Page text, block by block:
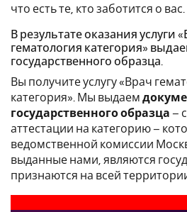
что есть те, кто заботится о вас.
В результате оказания услуги
гематология категория»
государственного образца.
Вы получите услугу «Врач
категория». Мы выдаем
государственного образца –
аттестации на категорию –
ведомственной комиссии
выданные нами, являются
признаются на всей